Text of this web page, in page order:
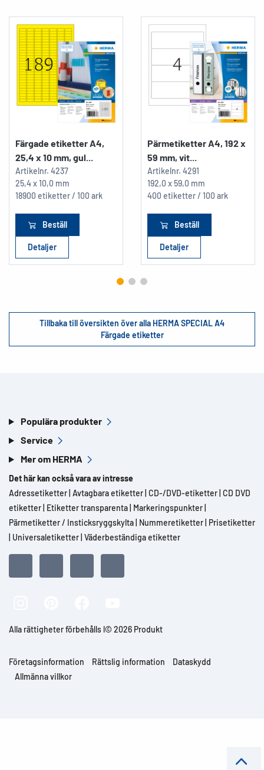
Färgade etiketter A4,
25,4 x 10 mm, gul...
Artikelnr. 4237
25,4 x 10,0 mm
18900 etiketter / 100 ark
Beställ
Detaljer
Pärmetiketter A4, 192 x
59 mm, vit...
Artikelnr. 4291
192,0 x 59,0 mm
400 etiketter / 100 ark
Beställ
Detaljer
Tillbaka till översikten över alla HERMA SPECIAL A4
Färgade etiketter
Populära produkter
Service
Mer om HERMA
Det här kan också vara av intresse
Adressetiketter Avtagbara etiketter CD-/DVD-etiketter CD DVD
etiketter Etiketter transparenta Markeringspunkter
Pärmetiketter / Insticksryggskylta Nummeretiketter Prisetiketter
Universaletiketter Väderbeständiga etiketter
Alla rättigheter förbehålls l© 2026 Produkt
Företagsinformation Rättslig information
Dataskydd
Allmänna villkor